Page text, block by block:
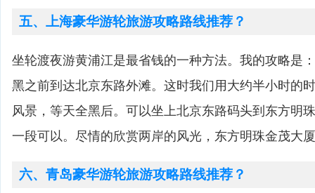
五、上海豪华游轮旅游攻略路线推荐？
坐轮渡夜游黄浦江是最省钱的一种方法。我的攻略是
黑之前到达北京东路外滩。这时我们用大约半小时的
风景，等天全黑后。可以坐上北京东路码头到东方明
一段可以。尽情的欣赏两岸的风光，东方明珠金茂大
六、青岛豪华游轮旅游攻略路线推荐？